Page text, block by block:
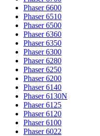
Phaser 6600
Phaser 6510
Phaser 6500
Phaser 6360
Phaser 6350
Phaser 6300
Phaser 6280
Phaser 6250
Phaser 6200
Phaser 6140
Phaser 6130N
Phaser 6125
Phaser 6120
Phaser 6100
Phaser 6022